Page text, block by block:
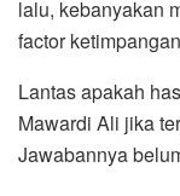
lalu, kebanyakan
factor
Lantas apakah
Mawardi Ali jika
Jawabannya